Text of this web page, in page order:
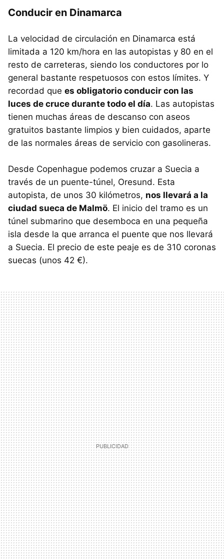
Conducir en Dinamarca
La velocidad de circulación en Dinamarca está
limitada a 120 km/hora en las autopistas y 80 en el
resto de carreteras, siendo los conductores por lo
general bastante respetuosos con estos límites. Y
recordad que es obligatorio conducir con las
luces de cruce durante todo el día. Las autopistas
tienen muchas áreas de descanso con aseos
gratuitos bastante limpios y bien cuidados, aparte
de las normales áreas de servicio con gasolineras.
Desde Copenhague podemos cruzar a Suecia a
través de un puente-túnel, Oresund. Esta
autopista, de unos 30 kilómetros, nos llevará a la
ciudad sueca de Malmö. El inicio del tramo es un
túnel submarino que desemboca en una pequeña
isla desde la que arranca el puente que nos llevará
a Suecia. El precio de este peaje es de 310 coronas
suecas (unos 42 €).